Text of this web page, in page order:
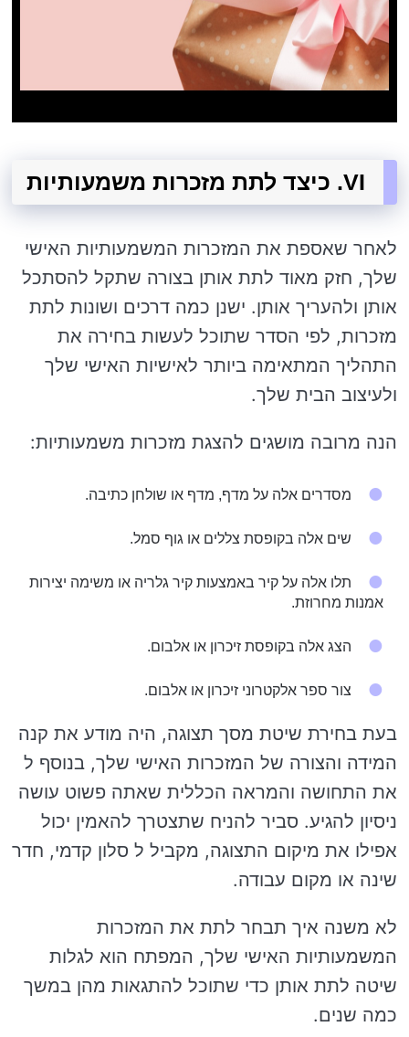
VI. כיצד לתת מזכרות משמעותיות
לאחר שאספת את המזכרות המשמעותיות האישי
שלך, חזק מאוד לתת אותן בצורה שתקל להסתכל
אותן ולהעריך אותן. ישנן כמה דרכים ושונות לתת
מזכרות, לפי הסדר שתוכל לעשות בחירה את
התהליך המתאימה ביותר לאישיות האישי שלך
ולעיצוב הבית שלך.
הנה מרובה מושגים להצגת מזכרות משמעותיות:
מסדרים אלה על מדף, מדף או שולחן כתיבה.
שים אלה בקופסת צללים או גוף סמל.
תלו אלה על קיר באמצעות קיר גלריה או משימה יצירות
אמנות מחרוזת.
הצג אלה בקופסת זיכרון או אלבום.
צור ספר אלקטרוני זיכרון או אלבום.
בעת בחירת שיטת מסך תצוגה, היה מודע את קנה
המידה והצורה של המזכרות האישי שלך, בנוסף ל
את התחושה והמראה הכללית שאתה פשוט עושה
ניסיון להגיע. סביר להניח שתצטרך להאמין יכול
אפילו את מיקום התצוגה, מקביל ל סלון קדמי, חדר
שינה או מקום עבודה.
לא משנה איך תבחר לתת את המזכרות
המשמעותיות האישי שלך, המפתח הוא לגלות
שיטה לתת אותן כדי שתוכל להתגאות מהן במשך
כמה שנים.